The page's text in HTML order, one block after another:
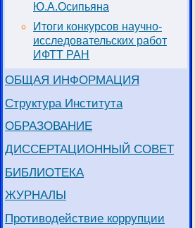
Ю.А.Осипьяна
Итоги конкурсов научно-
исследовательских работ
ИФТТ РАН
ОБЩАЯ ИНФОРМАЦИЯ
Структура Института
ОБРАЗОВАНИЕ
ДИССЕРТАЦИОННЫЙ СОВЕТ
БИБЛИОТЕКА
ЖУРНАЛЫ
Противодействие коррупции